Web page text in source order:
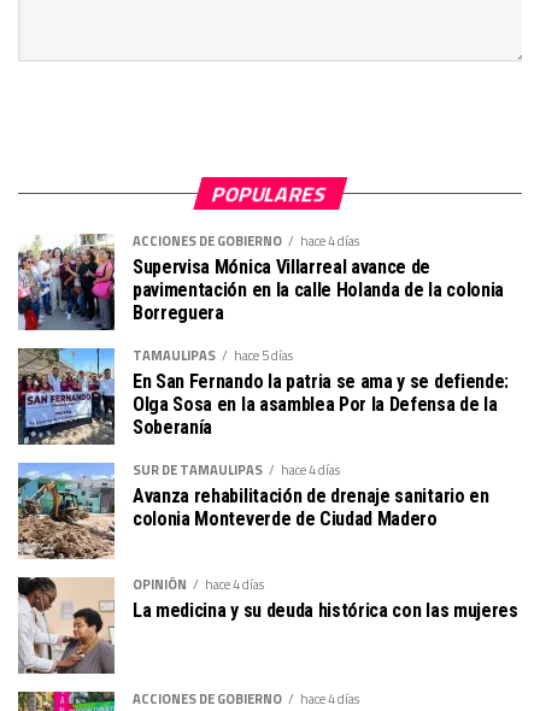
POPULARES
ACCIONES DE GOBIERNO hace 4 días
Supervisa Mónica Villarreal avance de
pavimentación en la calle Holanda de la colonia
Borreguera
TAMAULIPAS hace 5 días
En San Fernando la patria se ama y se defiende:
Olga Sosa en la asamblea Por la Defensa de la
Soberanía
SUR DE TAMAULIPAS hace 4 días
Avanza rehabilitación de drenaje sanitario en
colonia Monteverde de Ciudad Madero
OPINIÓN hace 4 días
La medicina y su deuda histórica con las mujeres
ACCIONES DE GOBIERNO hace 4 días